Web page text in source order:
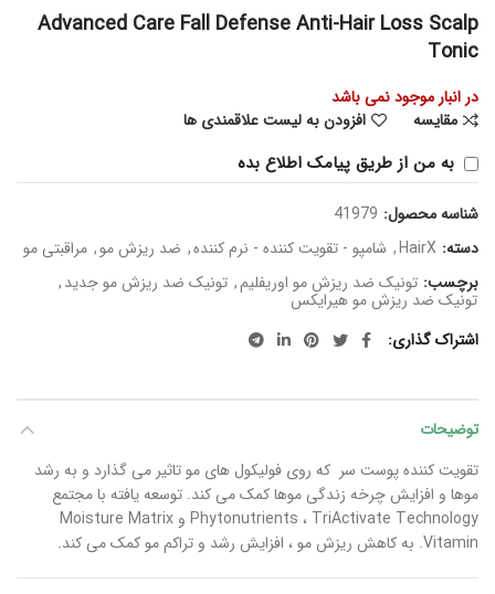
Advanced Care Fall Defense Anti-Hair Loss Scalp
Tonic
در انبار موجود نمی باشد
مقایسه
افزودن به لیست علاقمندی ها
به من از طریق پیامک اطلاع بده
شناسه محصول: 41979
دسته: HairX
, شامپو - تقویت کننده - نرم کننده, ضد ریزش مو, مراقبتی مو
برچسب: تونیک ضد ریزش مو اوریفلیم, تونیک ضد ریزش مو جدید,
تونیک ضد ریزش مو هیرایکس
اشتراک گذاری
توضیحات
تقویت کننده پوست سر که روی فولیکول های مو تاثیر می گذارد و به رشد
موها و افزایش چرخه زندگی موها کمک می کند. توسعه یافته با مجتمع
Phytonutrients ، TriActivate Technology و Moisture Matrix
Vitamin. به کاهش ریزش مو ، افزایش رشد و تراکم مو کمک می کند.